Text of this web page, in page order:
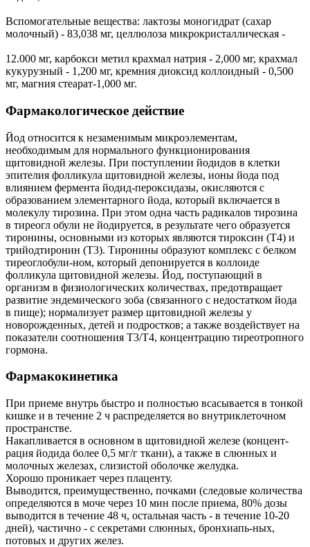
Вспомогательные вещества: лактозы моногидрат (сахар
молочный) - 83,038 мг, целлюлоза микрокристаллическая -
12.000 мг, карбокси метил крахмал натрия - 2,000 мг, крахмал
кукурузный - 1,200 мг, кремния диоксид коллоидный - 0,500
мг, магния стеарат-1,000 мг.
Фармакологическое действие
Йод относится к незаменимым микроэлементам,
необходимым для нормального функционирования
щитовидной железы. При поступлении йодидов в клетки
эпителия фолликула щитовидной железы, ионы йода под
влиянием фермента йодид-пероксидазы, окисляются с
образованием элементарного йода, который включается в
молекулу тирозина. При этом одна часть радикалов тирозина
в тиреогл обули не йодируется, в результате чего образуется
тиронины, основными из которых являются тироксин (Т4) и
трийодтиронин (Т3). Тиронины образуют комплекс с белком
тиреоглобули-ном, который депонируется в коллоиде
фолликула щитовидной железы. Йод, поступающий в
организм в физиологических количествах, предотвращает
развитие эндемического зоба (связанного с недостатком йода
в пище); нормализует размер щитовидной железы у
новорожденных, детей и подростков; а также воздействует на
показатели соотношения Т3/Т4, концентрацию тиреотропного
гормона.
Фармакокинетика
При приеме внутрь быстро и полностью всасывается в тонкой
кишке и в течение 2 ч распределяется во внутриклеточном
пространстве.
Накапливается в основном в щитовидной железе (концент-
рация йодида более 0,5 мг/г ткани), а также в слюнных и
молочных железах, слизистой оболочке желудка.
Хорошо проникает через плаценту.
Выводится, преимущественно, почками (следовые количества
определяются в моче через 10 мин после приема, 80% дозы
выводится в течение 48 ч, остальная часть - в течение 10-20
дней), частично - с секретами слюнных, бронхиапь-ных,
потовых и других желез.